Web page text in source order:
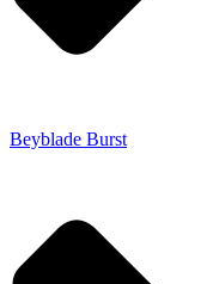
Beyblade Burst